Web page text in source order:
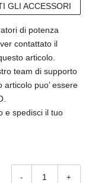
GLI ACCESSORI
di potenza
contattato il
articolo.
team di supporto
articolo puo’ essere
e spedisci il tuo
- +